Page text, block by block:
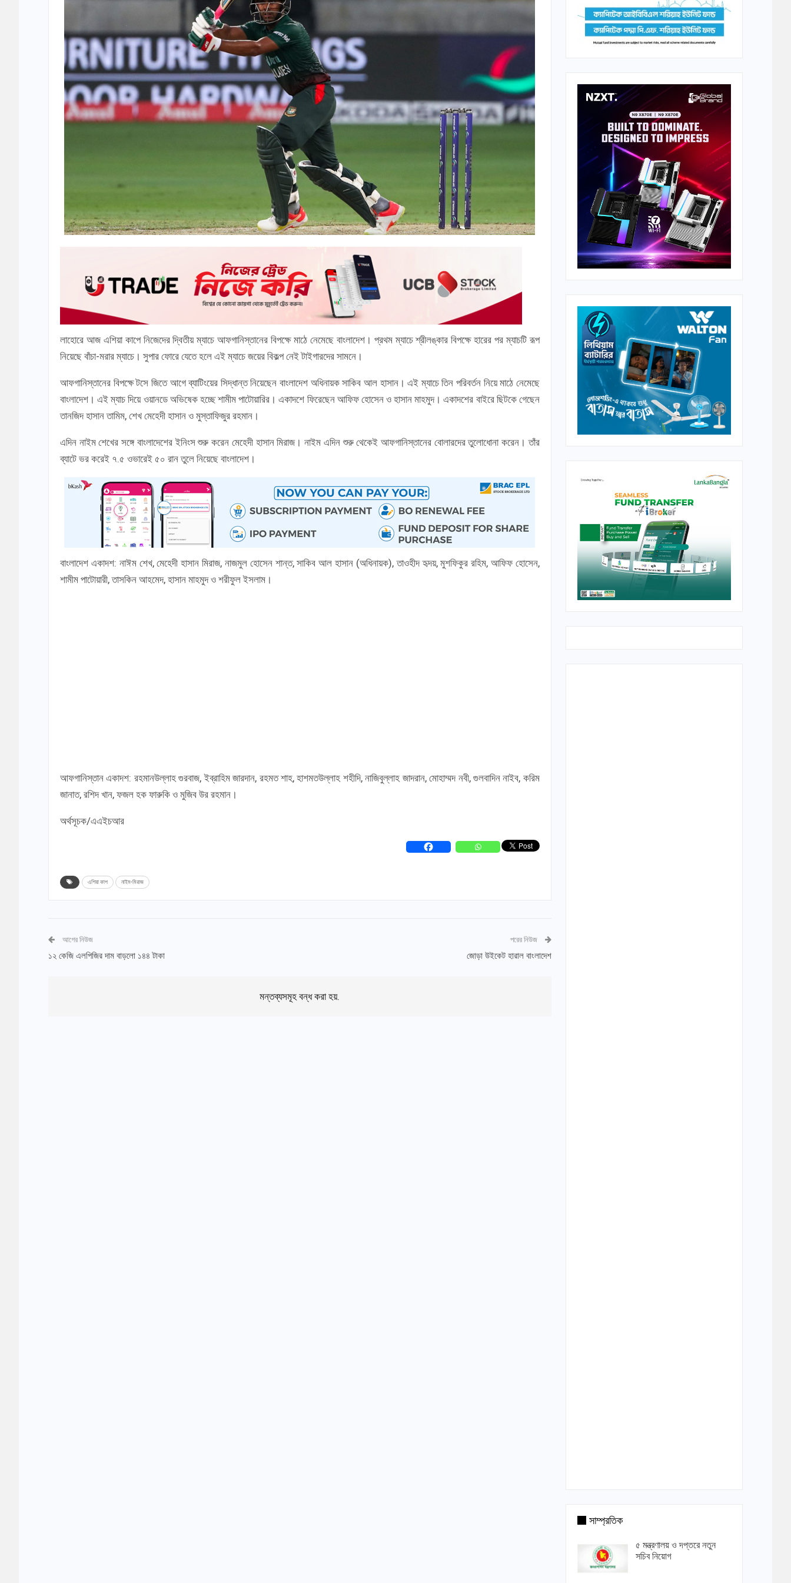
লাহোরে আজ এশিয়া কাপে নিজেদের দ্বিতীয় ম্যাচে আফগানিস্তানের বিপক্ষে মাঠে নেমেছে বাংলাদেশ। প্রথম ম্যাচে শ্রীলঙ্কার বিপক্ষে হারের পর ম্যাচটি রূপ
নিয়েছে বাঁচা-মরার ম্যাচে। সুপার ফোরে যেতে হলে এই ম্যাচে জয়ের বিকল্প নেই টাইগারদের সামনে।
আফগানিস্তানের বিপক্ষে টসে জিতে আগে ব্যাটিংয়ের সিদ্ধান্ত নিয়েছেন বাংলাদেশ অধিনায়ক সাকিব আল হাসান। এই ম্যাচে তিন পরিবর্তন নিয়ে মাঠে নেমেছে
বাংলাদেশ। এই ম্যাচ দিয়ে ওয়ানডে অভিষেক হচ্ছে শামীম পাটোয়ারির। একাদশে ফিরেছেন আফিফ হোসেন ও হাসান মাহমুদ। একাদশের বাইরে ছিটকে গেছেন
তানজিদ হাসান তামিম, শেখ মেহেদী হাসান ও মুস্তাফিজুর রহমান।
এদিন নাইম শেখের সঙ্গে বাংলাদেশের ইনিংস শুরু করেন মেহেদী হাসান মিরাজ। নাইম এদিন শুরু থেকেই আফগানিস্তানের বোলারদের তুলোধোনা করেন। তাঁর
ব্যাটে ভর করেই ৭.৫ ওভারেই ৫০ রান তুলে নিয়েছে বাংলাদেশ।
বাংলাদেশ একাদশ: নাঈম শেখ, মেহেদী হাসান মিরাজ, নাজমুল হোসেন শান্ত, সাকিব আল হাসান (অধিনায়ক), তাওহীদ হৃদয়, মুশফিকুর রহিম, আফিফ হোসেন,
শামীম পাটোয়ারী, তাসকিন আহমেদ, হাসান মাহমুদ ও শরীফুল ইসলাম।
আফগানিস্তান একাদশ: রহমানউল্লাহ গুরবাজ, ইব্রাহিম জারদান, রহমত শাহ, হাশমতউল্লাহ শহীদি, নাজিবুল্লাহ জাদরান, মোহাম্মদ নবী, গুলবাদিন নাইব, করিম
জানাত, রশিদ খান, ফজল হক ফারুকি ও মুজিব উর রহমান।
অর্থসূচক/এএইচআর
এশিয়া কাপ নাইম-মিরাজ
আগের নিউজ
১২ কেজি এলপিজির দাম বাড়লো ১৪৪ টাকা
পরের নিউজ
জোড়া উইকেট হারাল বাংলাদেশ
মন্তব্যসমূহ বন্ধ করা হয়.
সাম্প্রতিক
৫ মন্ত্রণালয় ও দপ্তরে নতুন
সচিব নিয়োগ